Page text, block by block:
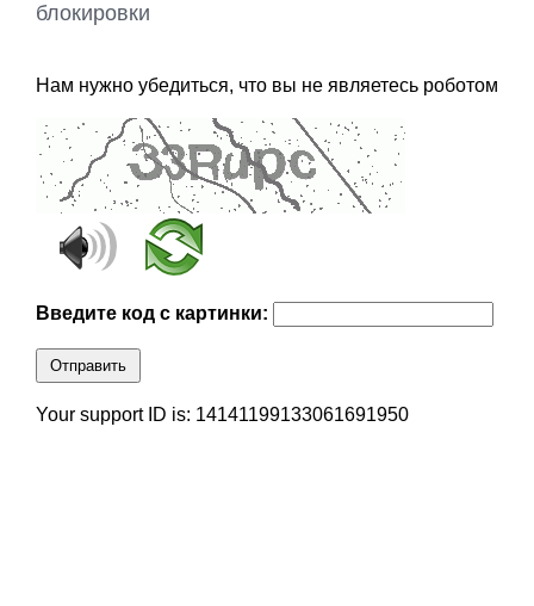
блокировки
Нам нужно убедиться, что вы не являетесь роботом
Введите код с картинки:
Отправить
Your support ID is: 14141199133061691950